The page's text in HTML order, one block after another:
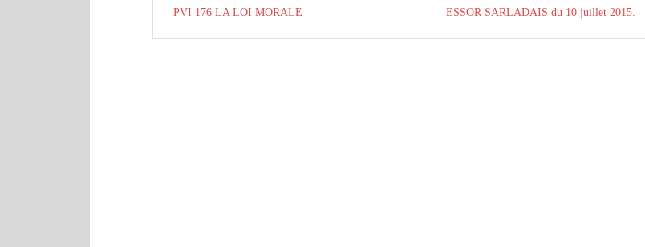
PVI 176 LA LOI MORALE
ESSOR SARLADAIS du 10 juillet 2015.